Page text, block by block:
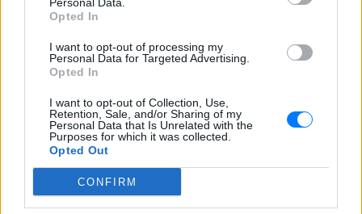
Opted In
I want to opt-out of processing my
Personal Data for Targeted Advertising.
Opted In
I want to opt-out of Collection, Use,
Retention, Sale, and/or Sharing of my
Personal Data that Is Unrelated with the
Purposes for which it was collected.
Opted Out
CONFIRM
Ακολουθήστε το E-Radio.gr στο
και μάθετε πρώτοιτα πιο hot νέα